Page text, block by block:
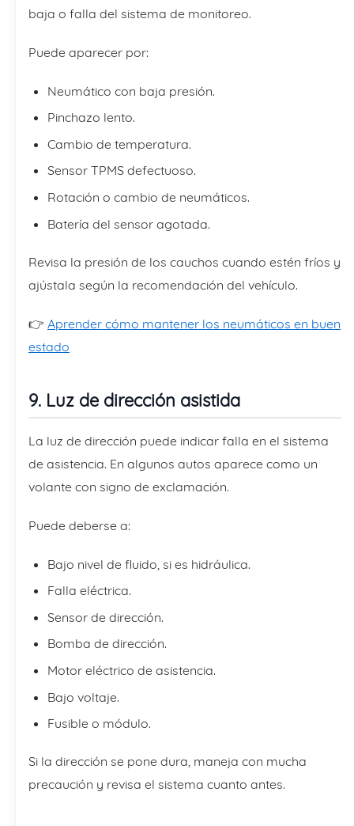
baja o falla del sistema de monitoreo.
Puede aparecer por:
Neumático con baja presión.
Pinchazo lento.
Cambio de temperatura.
Sensor TPMS defectuoso.
Rotación o cambio de neumáticos.
Batería del sensor agotada.
Revisa la presión de los cauchos cuando estén fríos y
ajústala según la recomendación del vehículo.
👉 Aprender cómo mantener los neumáticos en buen
estado
9. Luz de dirección asistida
La luz de dirección puede indicar falla en el sistema
de asistencia. En algunos autos aparece como un
volante con signo de exclamación.
Puede deberse a:
Bajo nivel de fluido, si es hidráulica.
Falla eléctrica.
Sensor de dirección.
Bomba de dirección.
Motor eléctrico de asistencia.
Bajo voltaje.
Fusible o módulo.
Si la dirección se pone dura, maneja con mucha
precaución y revisa el sistema cuanto antes.